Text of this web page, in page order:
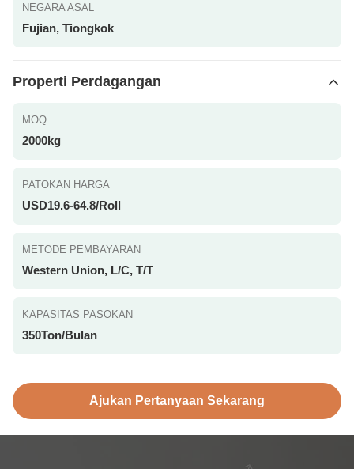
NEGARA ASAL
Fujian, Tiongkok
Properti Perdagangan
MOQ
2000kg
PATOKAN HARGA
USD19.6-64.8/Roll
METODE PEMBAYARAN
Western Union, L/C, T/T
KAPASITAS PASOKAN
350Ton/Bulan
Ajukan Pertanyaan Sekarang